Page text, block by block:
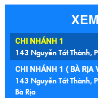
Copyright © 2020 Tân Thịnh
CHI NHÁNH 1
143 Nguyễn Tất Thành, P.